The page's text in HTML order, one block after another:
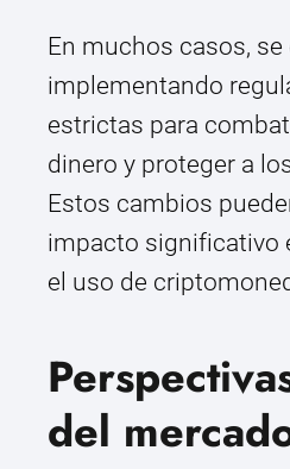
En muchos casos, se
implementando
estrictas para
dinero y proteger a
Estos cambios
impacto significativo
el uso de
del